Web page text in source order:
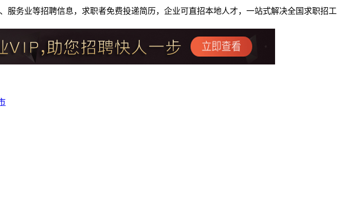
务业等招聘信息，求职者免费投递简历，企业可直招本地人才，一站式解决全国求职招工